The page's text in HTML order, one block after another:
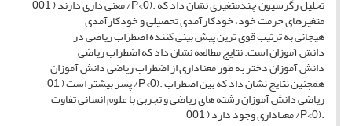
تحلیل رگرسیون چندمتغیری نشان داد که .(P<0/ معنی داری دارند ( 001
متغیرهای حرمت خود، خودکارآمدی تحصیلی و خودکارآمدی
هیجانی به ترتیب قوی ترین پیش بینی کننده اضطراب ریاضی در
دانش آموزان است. نتایج مطالعه نشان داد که اضطراب ریاضی
دانش آموزان دختر به طور معناداری از اضطراب ریاضی دانش آموزان
همچنین نتایج نشان داد که بین اضطراب .(P<0/ پسر بیشتر است ( 01
ریاضی دانش آموزان رشته های ریاضی و تجربی با علوم انسانی تفاوت
.(P<0/ معناداری وجود دارد ( 001